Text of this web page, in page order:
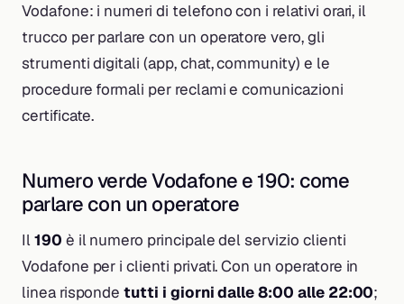
Vodafone: i numeri di telefono con i relativi orari, il
trucco per parlare con un operatore vero, gli
strumenti digitali (app, chat, community) e le
procedure formali per reclami e comunicazioni
certificate.
Numero verde Vodafone e 190: come
parlare con un operatore
Il190 è il numero principale del servizio clienti
Vodafone per i clienti privati. Con un operatore in
linea rispondetutti i giorni dalle 8:00 alle 22:00;